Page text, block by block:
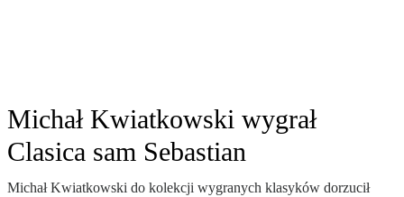
Michał Kwiatkowski wygrał
Clasica sam Sebastian
Michał Kwiatkowski do kolekcji wygranych klasyków dorzucił